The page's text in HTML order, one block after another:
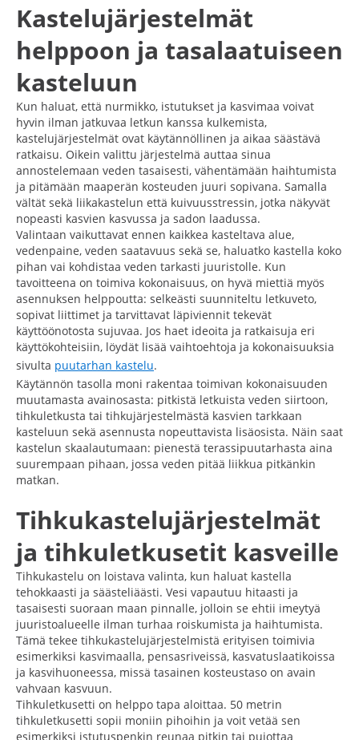
Kastelujärjestelmät
helppoon ja tasalaatuiseen
kasteluun
Kun haluat, että nurmikko, istutukset ja kasvimaa voivat
hyvin ilman jatkuvaa letkun kanssa kulkemista,
kastelujärjestelmät ovat käytännöllinen ja aikaa säästävä
ratkaisu. Oikein valittu järjestelmä auttaa sinua
annostelemaan veden tasaisesti, vähentämään haihtumista
ja pitämään maaperän kosteuden juuri sopivana. Samalla
vältät sekä liikakastelun että kuivuusstressin, jotka näkyvät
nopeasti kasvien kasvussa ja sadon laadussa.
Valintaan vaikuttavat ennen kaikkea kasteltava alue,
vedenpaine, veden saatavuus sekä se, haluatko kastella koko
pihan vai kohdistaa veden tarkasti juuristolle. Kun
tavoitteena on toimiva kokonaisuus, on hyvä miettiä myös
asennuksen helppoutta: selkeästi suunniteltu letkuveto,
sopivat liittimet ja tarvittavat läpiviennit tekevät
käyttöönotosta sujuvaa. Jos haet ideoita ja ratkaisuja eri
käyttökohteisiin, löydät lisää vaihtoehtoja ja kokonaisuuksia
sivulta puutarhan kastelu.
Käytännön tasolla moni rakentaa toimivan kokonaisuuden
muutamasta avainosasta: pitkistä letkuista veden siirtoon,
tihkuletkusta tai tihkujärjestelmästä kasvien tarkkaan
kasteluun sekä asennusta nopeuttavista lisäosista. Näin saat
kastelun skaalautumaan: pienestä terassipuutarhasta aina
suurempaan pihaan, jossa veden pitää liikkua pitkänkin
matkan.
Tihkukastelujärjestelmät
ja tihkuletkusetit kasveille
Tihkukastelu on loistava valinta, kun haluat kastella
tehokkaasti ja säästeliäästi. Vesi vapautuu hitaasti ja
tasaisesti suoraan maan pinnalle, jolloin se ehtii imeytyä
juuristoalueelle ilman turhaa roiskumista ja haihtumista.
Tämä tekee tihkukastelujärjestelmistä erityisen toimivia
esimerkiksi kasvimaalla, pensasriveissä, kasvatuslaatikoissa
ja kasvihuoneessa, missä tasainen kosteustaso on avain
vahvaan kasvuun.
Tihkuletkusetti on helppo tapa aloittaa. 50 metrin
tihkuletkusetti sopii moniin pihoihin ja voit vetää sen
esimerkiksi istutuspenkin reunaa pitkin tai pujottaa